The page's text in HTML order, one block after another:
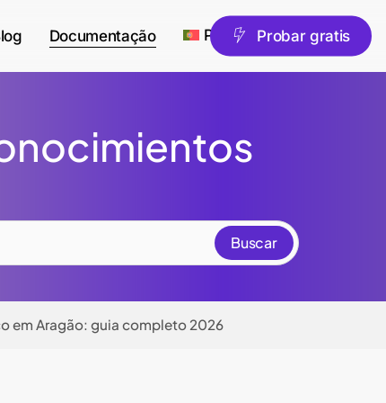
Documentação Português
Probar gratis
em Aragão: guia completo 2026